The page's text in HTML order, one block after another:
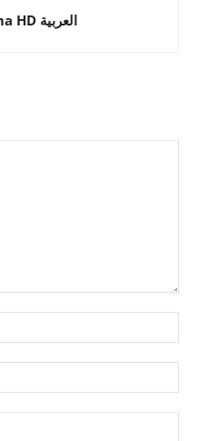
Turkish Drama HD العربية